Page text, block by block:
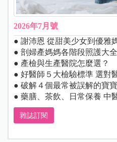
2026年7月號
● 謝沛恩 從甜美少女到優雅
● 剖婦產媽媽各階段照護大全
● 產檢與生產醫院怎麼選？
● 好醫師５大檢驗標準 選對
● 破解４個最常被誤解的寶
● 藥膳、茶飲、日常保養 中
雜誌訂閱